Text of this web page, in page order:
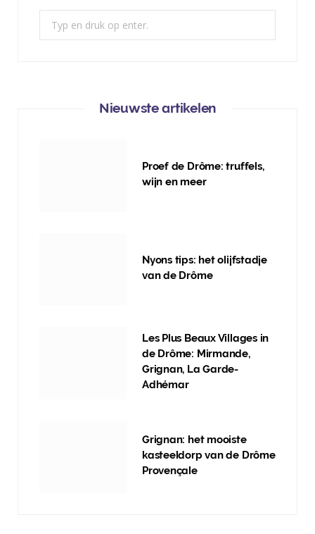
Nieuwste artikelen
Proef de Drôme: truffels,
wijn en meer
Nyons tips: het olijfstadje
van de Drôme
Les Plus Beaux Villages in
de Drôme: Mirmande,
Grignan, La Garde-
Adhémar
Grignan: het mooiste
kasteeldorp van de Drôme
Provençale